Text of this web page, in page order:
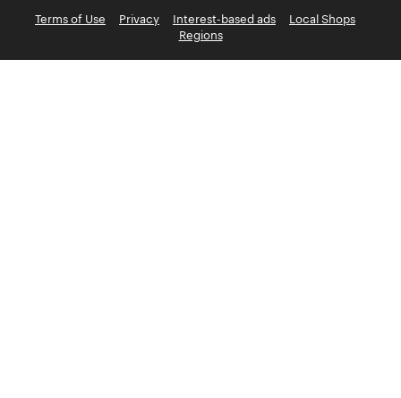
Terms of Use
Privacy Interest-based ads
Local Shops
Regions